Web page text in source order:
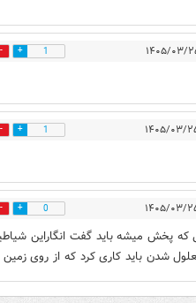
1
1
0
که پخش میشه باید گفت انگاراین
شدن باید کاری کرد که از روی